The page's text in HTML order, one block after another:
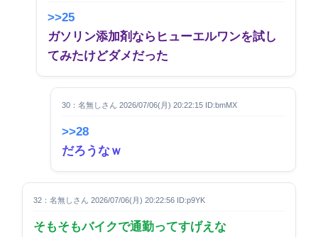
>>25
ガソリン添加剤ならヒューエルワンを試し
てみたけどダメだった
30：名無しさん 2026/07/06(月) 20:22:15 ID:bmMX
>>28
だろうなｗ
32：名無しさん 2026/07/06(月) 20:22:56 ID:p9YK
そもそもバイクで通勤ってすげえな